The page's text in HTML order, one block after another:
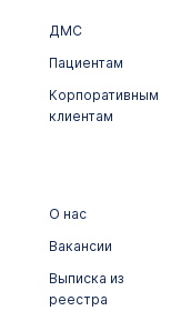
ДМС
Пациентам
Корпоративным
клиентам
О нас
Вакансии
Выписка из
реестра